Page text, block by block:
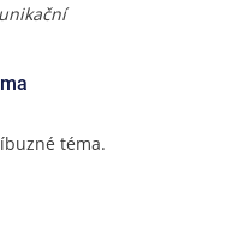
téma.